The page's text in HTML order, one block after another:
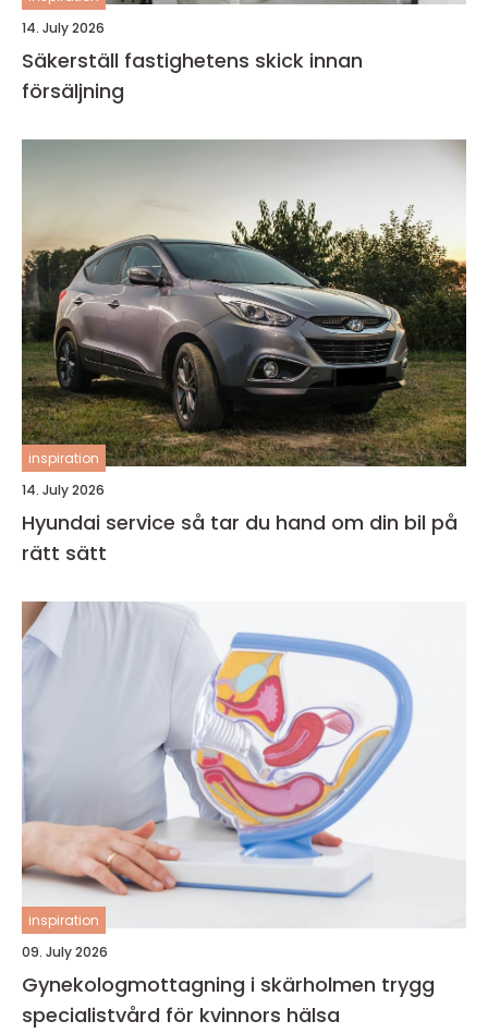
14. July 2026
Säkerställ fastighetens skick innan
försäljning
inspiration
14. July 2026
Hyundai service så tar du hand om din bil på
rätt sätt
inspiration
09. July 2026
Gynekologmottagning i skärholmen trygg
specialistvård för kvinnors hälsa